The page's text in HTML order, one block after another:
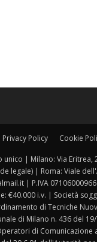
Privacy Policy Cookie
| Milano: Via Eritrea,
legale) | Roma: Viale
| P.IVA
€40.000 i.v. | Società
di Tecniche
di Milano n. 436 del
di Comunicazione